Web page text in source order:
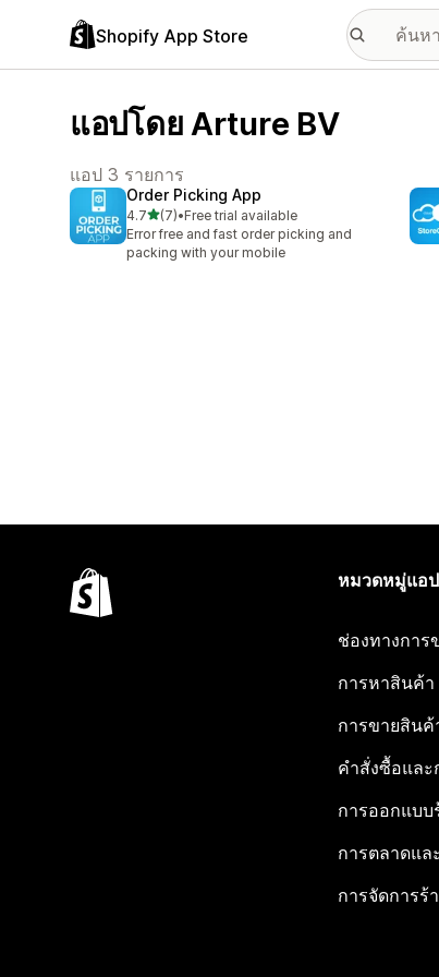
Shopify App Store
แอปโดย Arture BV
แอป 3 รายการ
Order Picking App
4.7เต็ม 5 ดาว
(7)
ทั้งหมด 7 รีวิว
•Free trial available
Error free and fast order picking and
packing with your mobile
หมวดหมู่แอป
ช่องทางการ
การหาสินค้า
การขายสินค้
คำสั่งซื้อและ
การออกแบบ
การตลาดแล
การจัดการร้